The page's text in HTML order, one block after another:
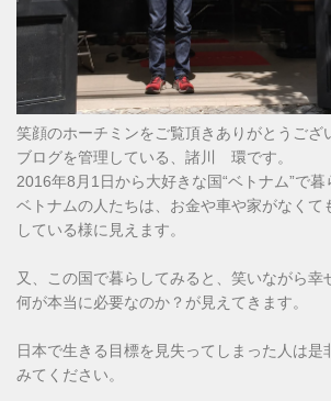
笑顔のホーチミンをご覧頂きありがとうござ
ブログを管理している、諸川 環です。
2016年8月1日から大好きな国“ベトナム”で暮
ベトナムの人たちは、お金や車や家がなくて
している様に見えます。
又、この国で暮らしてみると、笑いながら幸
何が本当に必要なのか？が見えてきます。
日本で生きる目標を見失ってしまった人は是
みてください。